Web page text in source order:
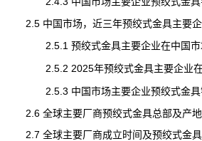
2.5 中国市场，近三年预绞式金具主要企
2.5.1 预绞式金具主要企业在中国市场
2.5.2 2025年预绞式金具主要企业在中
2.5.3 中国市场主要企业预绞式金具销
2.6 全球主要厂商预绞式金具总部及产
2.7 全球主要厂商成立时间及预绞式金具